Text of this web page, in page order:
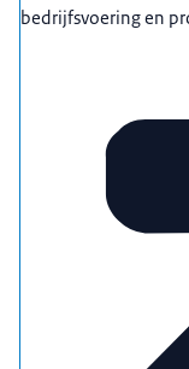
bedrijfsvoering en